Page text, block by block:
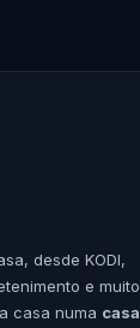
desde KODI,
e muito
casa numa casa